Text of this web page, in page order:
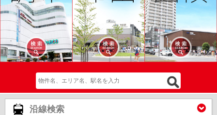
沿線検索